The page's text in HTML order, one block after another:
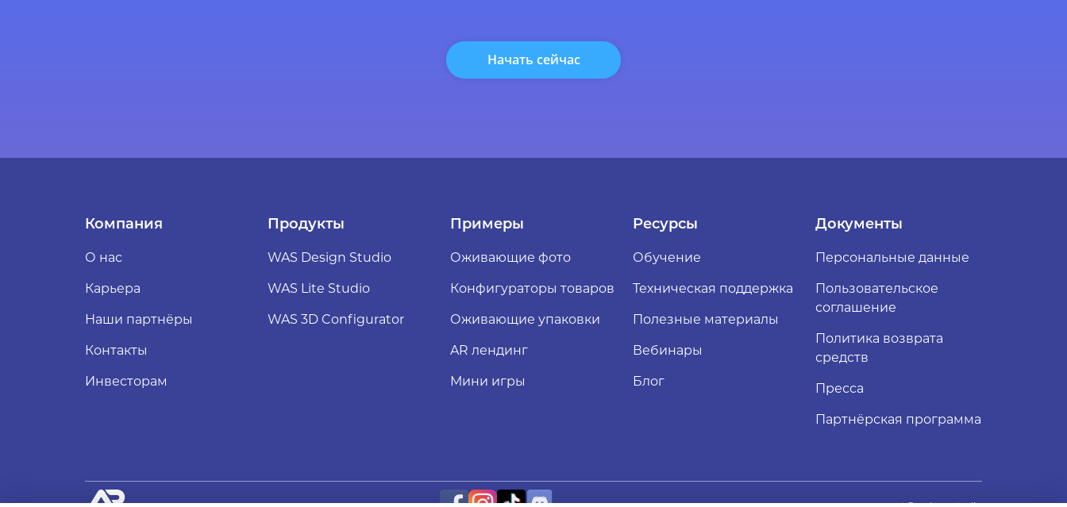
Начать сейчас
Компания
О нас
Карьера
Наши партнёры
Контакты
Инвесторам
Продукты
WAS Design Studio
WAS Lite Studio
WAS 3D Configurator
Примеры
Оживающие фото
Конфигураторы товаров
Оживающие упаковки
AR лендинг
Мини игры
Ресурсы
Обучение
Техническая поддержка
Полезные материалы
Вебинары
Блог
Документы
Персональные данные
Пользовательское
соглашение
Политика возврата
средств
Пресса
Партнёрская программа